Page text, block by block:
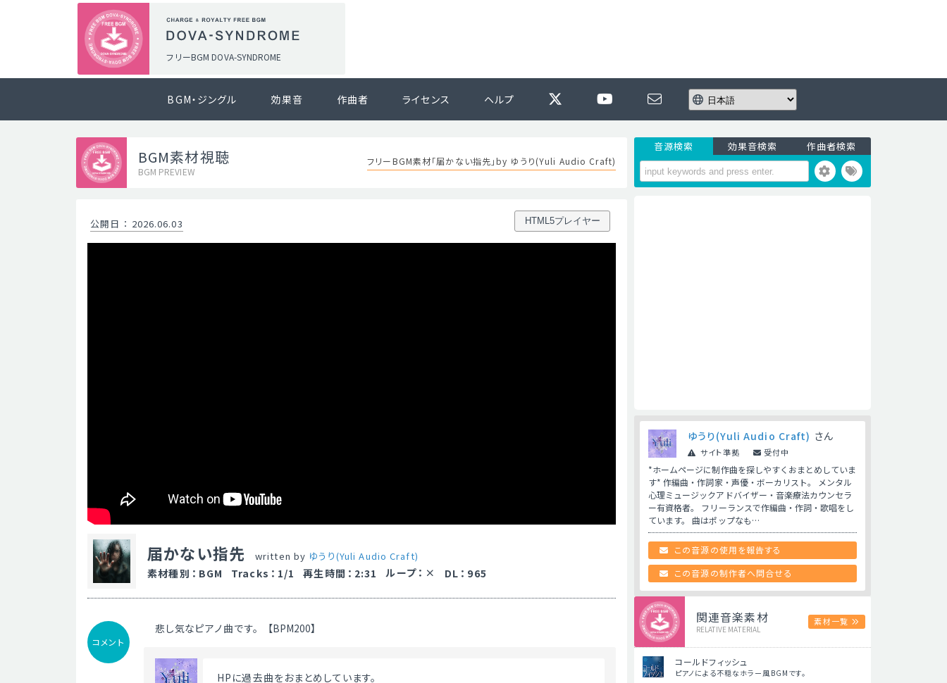
フリーBGM DOVA-SYNDROME
BGM・ジングル 効果音 作曲者 ライセンス ヘルプ
BGM素材視聴
BGM PREVIEW
フリーBGM素材「届かない指先」by ゆうり(Yuli Audio Craft)
公開日 ： 2026.06.03 HTML5プレイヤー
届かない指先 written by ゆうり(Yuli Audio Craft)
素材種別 ： BGM Tracks ： 1/1 再生時間 ： 2:31 ループ ： DL ： 965
コメント
悲し気なピアノ曲です。【BPM200】
HPに過去曲をおまとめしています。
音源検索 効果音検索 作曲者検索
ゆうり(Yuli Audio Craft) さん
サイト準拠 受付中
*ホームページに制作曲を探しやすくおまとめしていま
す* 作編曲・作詞家・声優・ボーカリスト。 メンタル
心理ミュージックアドバイザー・音楽療法カウンセラ
ー有資格者。 フリーランスで作編曲・作詞・歌唱をし
ています。 曲はポップなも…
この音源の使用を報告する
この音源の制作者へ問合せる
関連音楽素材
RELATIVE MATERIAL
素材一覧
コールドフィッシュ
ピアノによる不穏なホラー風BGMです。